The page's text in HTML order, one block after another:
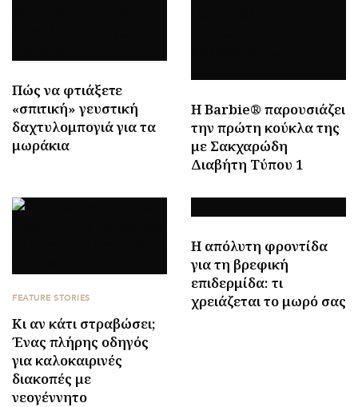
Πώς να φτιάξετε
«σπιτική» γευστική
δαχτυλομπογιά για τα
μωράκια
Η Barbie® παρουσιάζει
την πρώτη κούκλα της
με Σακχαρώδη
Διαβήτη Τύπου 1
FEATURE STORIES
Κι αν κάτι στραβώσει;
Ένας πλήρης οδηγός
για καλοκαιρινές
διακοπές με
νεογέννητο
Η απόλυτη φροντίδα
για τη βρεφική
επιδερμίδα: τι
χρειάζεται το μωρό σας